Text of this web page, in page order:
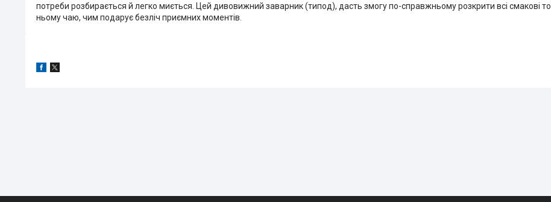
потреби розбирається й легко миється. Цей дивовижний заварник (типод), дасть змогу по-справжньому розкрити всі смакові
ньому чаю, чим подарує безліч приємних моментів.